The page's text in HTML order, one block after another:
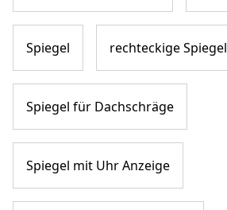
Spiegel rechteckige Spiegel
Spiegel für Dachschräge
Spiegel mit Uhr Anzeige